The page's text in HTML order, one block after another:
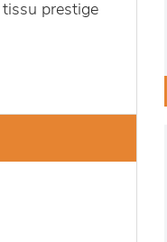
tissu prestige